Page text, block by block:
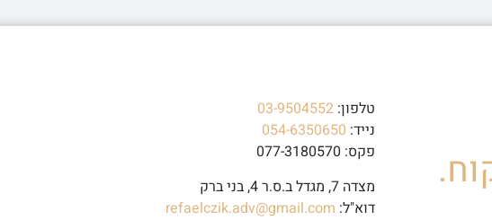
טלפון: 03-9504552
נייד: 054-6350650
פקס: 077-3180570
מצדה 7, מגדל ב.ס.ר 4, בני ברק
דוא"ל: refaelczik.adv@gmail.com